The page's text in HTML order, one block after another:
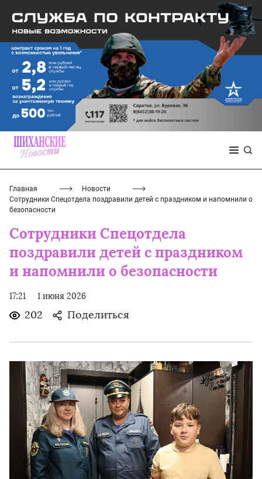
Главная
Новости
Сотрудники Спецотдела поздравили детей с праздником и напомнили о
безопасности
Сотрудники Спецотдела
поздравили детей с праздником
и напомнили о безопасности
17:21 1 июня 2026
202 Поделиться